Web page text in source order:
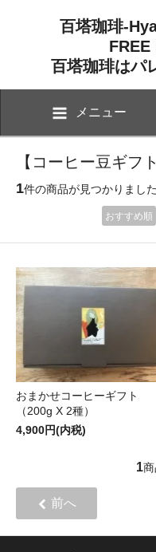
百塔珈琲-
FREE
百塔珈琲はパ
メニュー
【コーヒー豆ギフ
1件の商品が見つかりました
おすすめ順
おまかせコーヒーギフト
（200g X 2種）
4,900円(内税)
1
前へ